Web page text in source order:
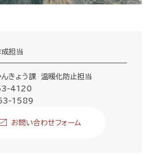
成担当
きょう課 温暖化防止担当
4120
1589
お問い合わせフォーム